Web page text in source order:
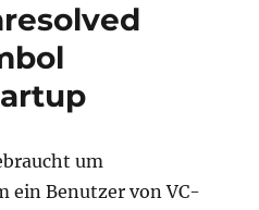
der
%
(PreprocessorDefinitions)
gut
um
ein Benutzer von VC-